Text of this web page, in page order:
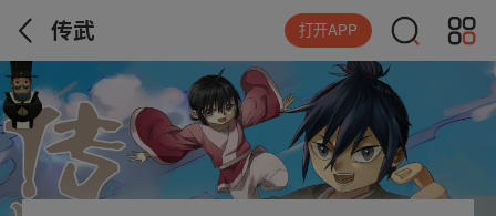
传武 打开APP